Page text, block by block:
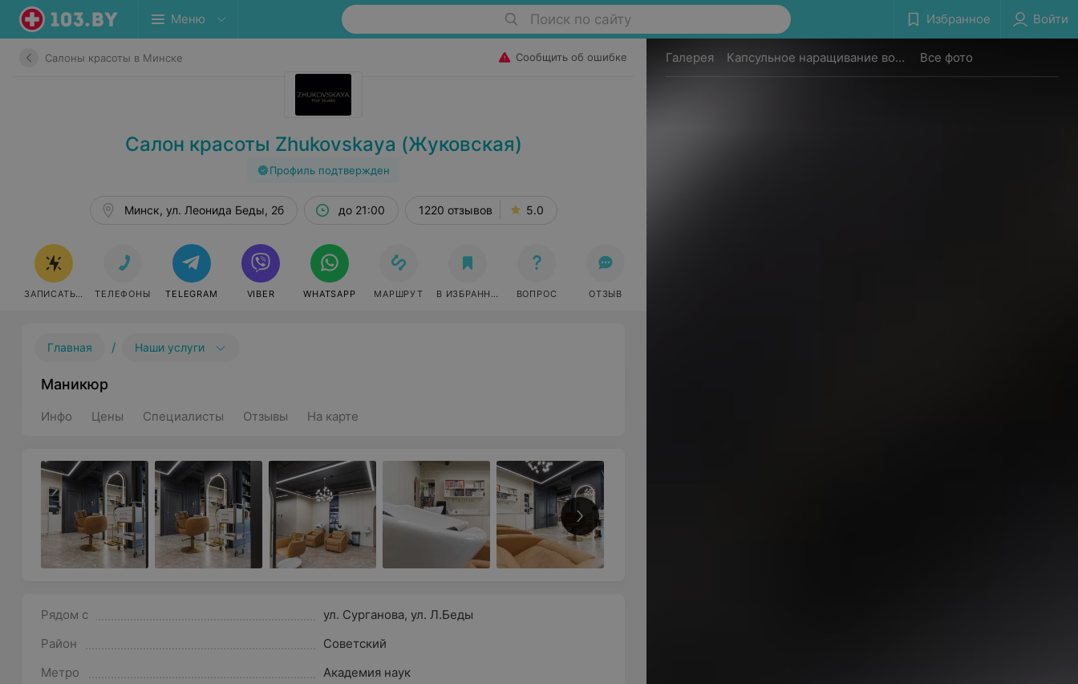
Меню Поиск по сайту Избранное Войти
Салоны красоты в Минске Сообщить об ошибке
Салон красоты Zhukovskaya (Жуковская)
Профиль подтвержден
Минск, ул. Леонида Беды, 2б до 21:00 1220 отзывов 5.0
ЗАПИСАТЬСЯ ТЕЛЕФОНЫ TELEGRAM VIBER WHATSAPP МАРШРУТ В ИЗБРАННОЕ ВОПРОС ОТЗЫВ
Главная / Наши услуги
Маникюр
Инфо Цены Специалисты Отзывы На карте
Рядом с ул. Сурганова,ул. Л.Беды
Район
Советский
Метро
Академия наук
Галерея Капсульное наращивание волос Все фото